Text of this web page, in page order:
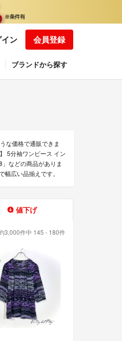
イン 会員登録
ブランドから探す
な価格で通販できま
5分袖ワンピース イン
などの商品がありま
広い品揃えです。
値下げ
3,000件中 145 - 180件